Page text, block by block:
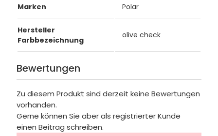
Marken Polar
Hersteller
Farbbezeichnung
olive check
Bewertungen
Zu diesem Produkt sind derzeit keine Bewertungen
vorhanden.
Gerne können Sie aber als registrierter Kunde
einen Beitrag schreiben.